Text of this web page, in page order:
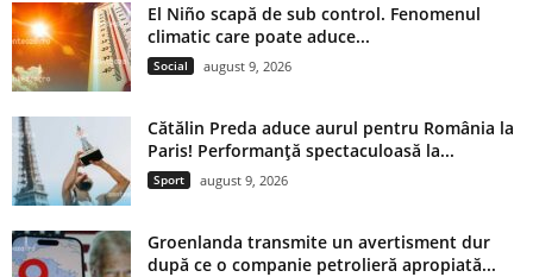
El Niño scapă de sub control. Fenomenul
climatic care poate aduce...
Social august 9, 2026
Cătălin Preda aduce aurul pentru România la
Paris! Performanță spectaculoasă la...
Sport august 9, 2026
Groenlanda transmite un avertisment dur
după ce o companie petrolieră apropiată...